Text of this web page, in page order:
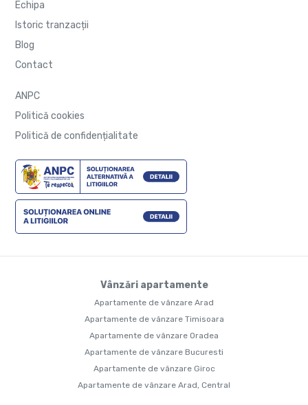
Echipa
Istoric tranzacții
Blog
Contact
ANPC
Politică cookies
Politică de confidențialitate
Vânzări apartamente
Apartamente de vânzare Arad
Apartamente de vânzare Timisoara
Apartamente de vânzare Oradea
Apartamente de vânzare Bucuresti
Apartamente de vânzare Giroc
Apartamente de vânzare Arad, Central